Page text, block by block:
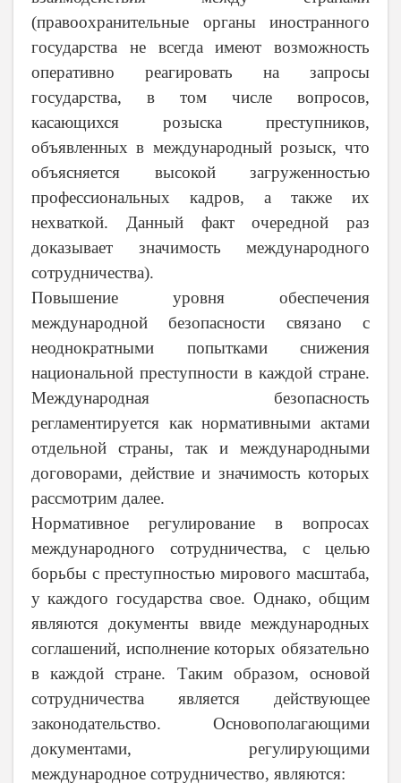
(правоохранительные органы иностранного
государства не всегда имеют возможность
оперативно реагировать на запросы
государства, в том числе вопросов,
касающихся розыска преступников,
объявленных в международный розыск, что
объясняется высокой загруженностью
профессиональных кадров, а также их
нехваткой. Данный факт очередной раз
доказывает значимость международного
сотрудничества).
Повышение уровня обеспечения
международной безопасности связано с
неоднократными попытками снижения
национальной преступности в каждой стране.
Международная безопасность
регламентируется как нормативными актами
отдельной страны, так и международными
договорами, действие и значимость которых
рассмотрим далее.
Нормативное регулирование в вопросах
международного сотрудничества, с целью
борьбы с преступностью мирового масштаба,
у каждого государства свое. Однако, общим
являются документы ввиде международных
соглашений, исполнение которых обязательно
в каждой стране. Таким образом, основой
сотрудничества является действующее
законодательство. Основополагающими
документами, регулирующими
международное сотрудничество, являются: